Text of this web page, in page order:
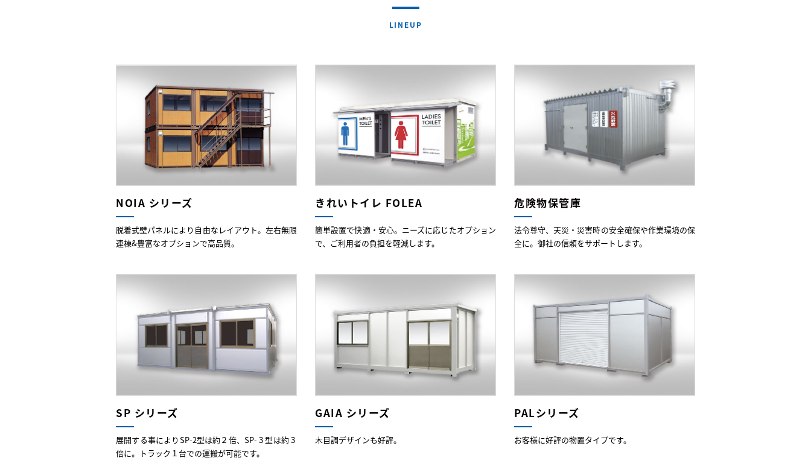
LINEUP
NOIA シリーズ
脱着式壁パネルにより自由なレイアウト。左右無限
連棟&豊富なオプションで高品質。
きれいトイレ FOLEA
簡単設置で快適・安心。ニーズに応じたオプション
で、ご利用者の負担を軽減します。
危険物保管庫
法令尊守、天災・災害時の安全確保や作業環境の保
全に。御社の信頼をサポートします。
SP シリーズ
展開する事によりSP-2型は約２倍、SP-３型は約３
倍に。トラック１台での運搬が可能です。
GAIA シリーズ
木目調デザインも好評。
PALシリーズ
お客様に好評の物置タイプです。